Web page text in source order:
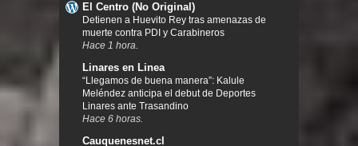
El Centro (No Original)
Detienen a Huevito Rey tras amenazas de
muerte contra PDI y Carabineros
Hace 1 hora.
Linares en Linea
“Llegamos de buena manera”: Kalule
Meléndez anticipa el debut de Deportes
Linares ante Trasandino
Hace 6 horas.
Cauquenesnet.cl